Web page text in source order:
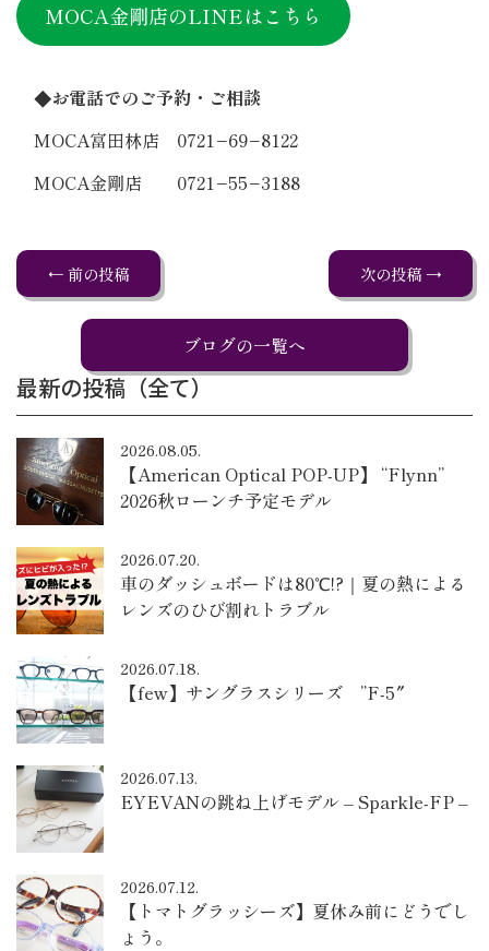
MOCA金剛店のLINEはこちら
◆お電話でのご予約・ご相談
MOCA富田林店 0721−69−8122
MOCA金剛店 0721−55−3188
← 前の投稿 次の投稿 →
ブログの一覧へ
最新の投稿（全て）
2026.08.05.
【American Optical POP-UP】 “Flynn”
2026秋ローンチ予定モデル
2026.07.20.
車のダッシュボードは80℃!?｜夏の熱による
レンズのひび割れトラブル
2026.07.18.
【few】サングラスシリーズ ”F-5″
2026.07.13.
EYEVANの跳ね上げモデル – Sparkle-FP –
2026.07.12.
【トマトグラッシーズ】夏休み前にどうでし
ょう。